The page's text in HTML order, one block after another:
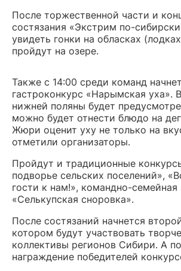
После торжественной части и
состязания «Экстрим по-
увидеть гонки на обласках
пройдут на озере.
Также с 14:00 среди команд
гастроконкурс «Нарымская уха».
нижней поляны будет
можно будет отнести блюдо на
Жюри оценит уху не только на
отметили организаторы.
Пройдут и традиционные
подворье сельских поселений»,
гости к нам!», командно-семейная
«Селькупская сноровка».
После состязаний начнется
котором будут участвовать
коллективы регионов Сибири. А
награждение победителей